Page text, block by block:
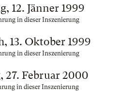
12. Jänner 1999
in dieser Inszenierung
13. Oktober 1999
in dieser Inszenierung
27. Februar 2000
in dieser Inszenierung